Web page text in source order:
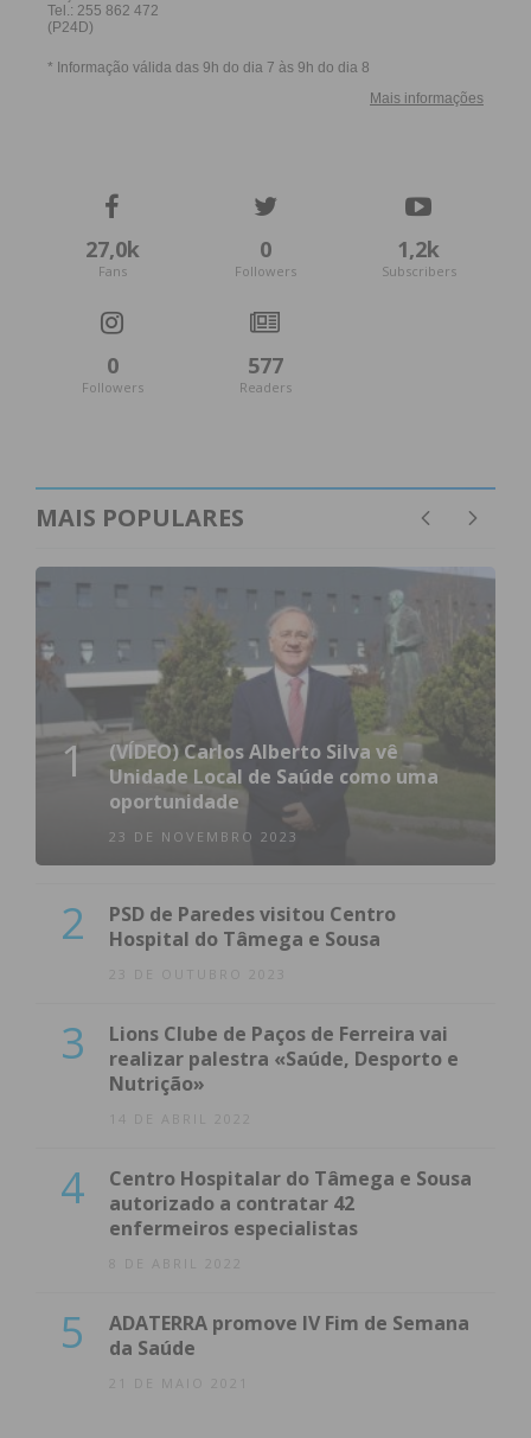
27,0k
Fans
0
Followers
1,2k
Subscribers
0
Followers
577
Readers
MAIS POPULARES
1
(VÍDEO) Carlos Alberto Silva vê
Unidade Local de Saúde como uma
oportunidade
23 DE NOVEMBRO 2023
2
PSD de Paredes visitou Centro
Hospital do Tâmega e Sousa
23 DE OUTUBRO 2023
3
Lions Clube de Paços de Ferreira vai
realizar palestra «Saúde, Desporto e
Nutrição»
14 DE ABRIL 2022
4
Centro Hospitalar do Tâmega e Sousa
autorizado a contratar 42
enfermeiros especialistas
8 DE ABRIL 2022
5
ADATERRA promove IV Fim de Semana
da Saúde
21 DE MAIO 2021